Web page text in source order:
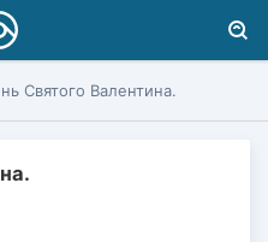
Святого Валентина.